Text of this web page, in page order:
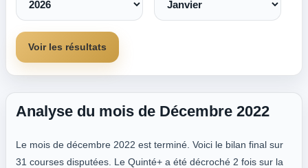
Voir les résultats
Analyse du mois de Décembre 2022
Le mois de décembre 2022 est terminé. Voici le bilan final sur
31 courses disputées. Le Quinté+ a été décroché 2 fois sur la